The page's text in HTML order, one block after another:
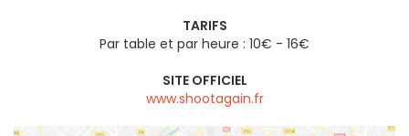
TARIFS
Par table et par heure : 10€ - 16€
SITE OFFICIEL
www.shootagain.fr